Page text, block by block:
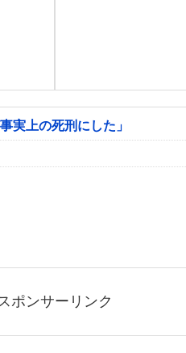
実上の死刑にした」
ポンサーリンク